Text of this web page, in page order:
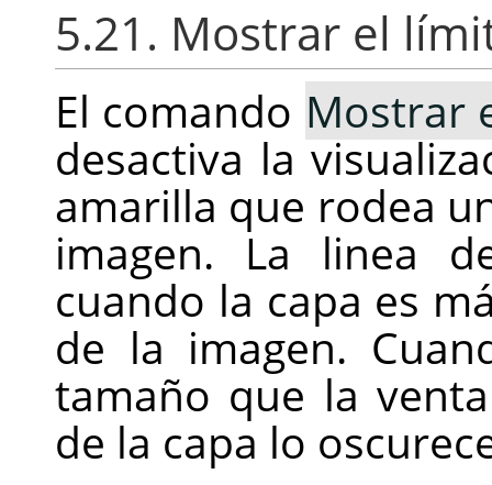
5.21. Mostrar el
El comando Mostrar
desactiva la
amarilla que rodea
imagen. La linea
cuando la capa es
de la imagen.
tamaño que la
de la capa lo